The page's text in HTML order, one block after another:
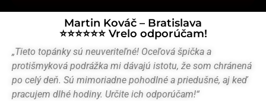
Martin Kováč – Bratislava
⭐⭐⭐⭐⭐⭐ Vrelo odporúčam!
„Tieto topánky sú neuveriteľné! Oceľová špička a
protišmyková podrážka mi dávajú istotu, že som chránená
po celý deň. Sú mimoriadne pohodlné a priedušné, aj keď
pracujem dlhé hodiny. Určite ich odporúčam!“